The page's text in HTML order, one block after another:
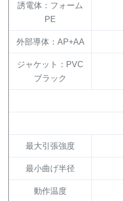
誘電体：フォーム
PE
外部導体：AP+AA
ジャケット：PVC
ブラック
最大引張強度
最小曲げ半径
動作温度